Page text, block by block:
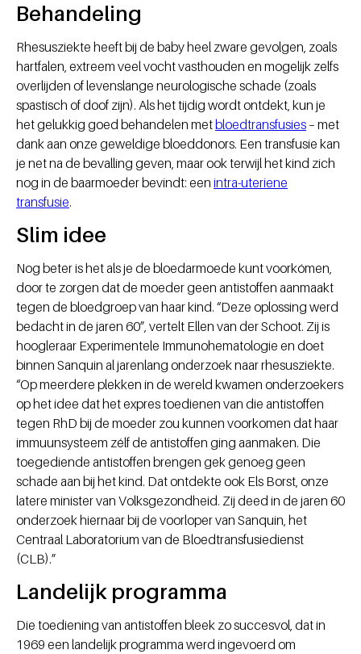
Behandeling
Rhesusziekte heeft bij de baby heel zware gevolgen, zoals
hartfalen, extreem veel vocht vasthouden en mogelijk zelfs
overlijden of levenslange neurologische schade (zoals
spastisch of doof zijn). Als het tijdig wordt ontdekt, kun je
het gelukkig goed behandelen met bloedtransfusies – met
dank aan onze geweldige bloeddonors. Een transfusie kan
je net na de bevalling geven, maar ook terwijl het kind zich
nog in de baarmoeder bevindt: een intra-uteriene
transfusie.
Slim idee
Nog beter is het als je de bloedarmoede kunt voorkómen,
door te zorgen dat de moeder geen antistoffen aanmaakt
tegen de bloedgroep van haar kind. “Deze oplossing werd
bedacht in de jaren 60”, vertelt Ellen van der Schoot. Zij is
hoogleraar Experimentele Immunohematologie en doet
binnen Sanquin al jarenlang onderzoek naar rhesusziekte.
“Op meerdere plekken in de wereld kwamen onderzoekers
op het idee dat het expres toedienen van die antistoffen
tegen RhD bij de moeder zou kunnen voorkomen dat haar
immuunsysteem zélf de antistoffen ging aanmaken. Die
toegediende antistoffen brengen gek genoeg geen
schade aan bij het kind. Dat ontdekte ook Els Borst, onze
latere minister van Volksgezondheid. Zij deed in de jaren 60
onderzoek hiernaar bij de voorloper van Sanquin, het
Centraal Laboratorium van de Bloedtransfusiedienst
(CLB).”
Landelijk programma
Die toediening van antistoffen bleek zo succesvol, dat in
1969 een landelijk programma werd ingevoerd om